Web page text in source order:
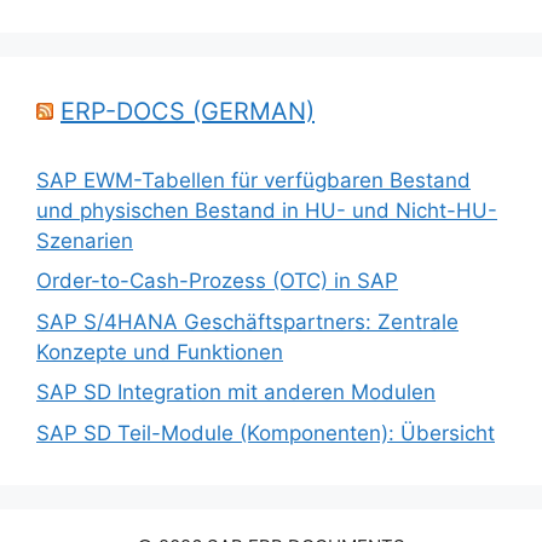
ERP-DOCS (GERMAN)
SAP EWM-Tabellen für verfügbaren Bestand
und physischen Bestand in HU- und Nicht-HU-
Szenarien
Order-to-Cash-Prozess (OTC) in SAP
SAP S/4HANA Geschäftspartners: Zentrale
Konzepte und Funktionen
SAP SD Integration mit anderen Modulen
SAP SD Teil-Module (Komponenten): Übersicht